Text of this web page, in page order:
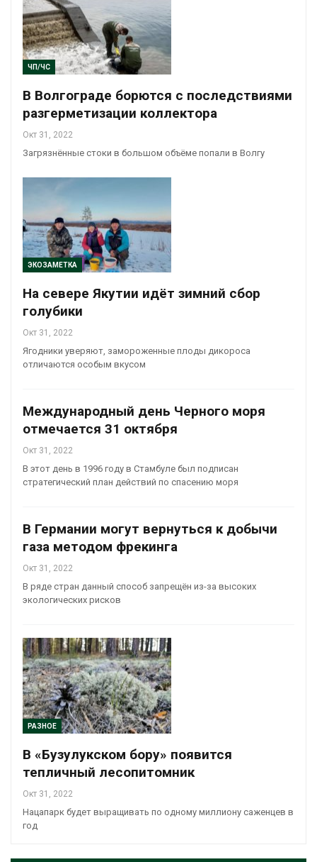
ЧП/ЧС
В Волгограде борются с последствиями
разгерметизации коллектора
Окт 31, 2022
Загрязнённые стоки в большом объёме попали в Волгу
ЭКОЗАМЕТКА
На севере Якутии идёт зимний сбор
голубики
Окт 31, 2022
Ягодники уверяют, замороженные плоды дикороса
отличаются особым вкусом
Международный день Черного моря
отмечается 31 октября
Окт 31, 2022
В этот день в 1996 году в Стамбуле был подписан
стратегический план действий по спасению моря
В Германии могут вернуться к добычи
газа методом фрекинга
Окт 31, 2022
В ряде стран данный способ запрещён из-за высоких
экологических рисков
РАЗНОЕ
В «Бузулукском бору» появится
тепличный лесопитомник
Окт 31, 2022
Нацапарк будет выращивать по одному миллиону саженцев в
год